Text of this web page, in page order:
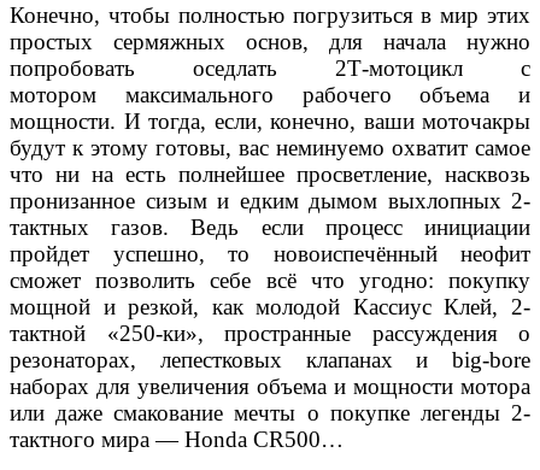
Конечно, чтобы полностью погрузиться в мир этих
простых сермяжных основ, для начала нужно
попробовать оседлать 2Т-мотоцикл с
мотором максимального рабочего объема и
мощности. И тогда, если, конечно, ваши моточакры
будут к этому готовы, вас неминуемо охватит самое
что ни на есть полнейшее просветление, насквозь
пронизанное сизым и едким дымом выхлопных 2-
тактных газов. Ведь если процесс инициации
пройдет успешно, то новоиспечённый неофит
сможет позволить себе всё что угодно: покупку
мощной и резкой, как молодой Кассиус Клей, 2-
тактной «250-ки», пространные рассуждения о
резонаторах, лепестковых клапанах и big-bore
наборах для увеличения объема и мощности мотора
или даже смакование мечты о покупке легенды 2-
тактного мира — Honda CR500…